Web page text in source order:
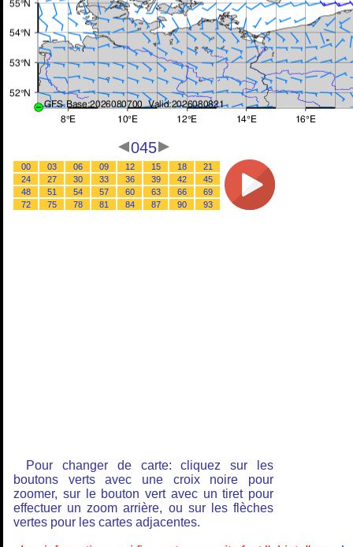
045
00 03 06 09 12 15 18
21
24
27 30 33 36 39 42
45
48
51 54 57 60 63 66
69
72
75 78 81 84 87 90 93
Pour changer de carte: cliquez sur les
boutons verts avec une croix noire pour
zoomer, sur le bouton vert avec un tiret pour
effectuer un zoom arrière, ou sur les flèches
vertes pour les cartes adjacentes.